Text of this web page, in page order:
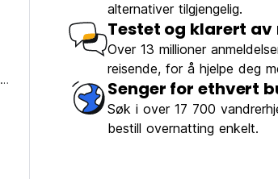
alternativer tilgjengelig.
Testet og klarert av
Over 13 millioner
reisende, for å hjelpe deg
Senger for ethvert
Søk i over 17 700
bestill overnatting enkelt.